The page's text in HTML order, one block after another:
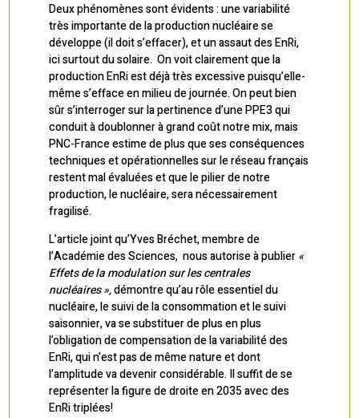
Deux phénomènes sont évidents : une variabilité
très importante de la production nucléaire se
développe (il doit s’effacer), et un assaut des EnRi,
ici surtout du solaire. On voit clairement que la
production EnRi est déjà très excessive puisqu’elle-
même s’efface en milieu de journée. On peut bien
sûr s’interroger sur la pertinence d’une PPE3 qui
conduit à doublonner à grand coût notre mix, mais
PNC-France estime de plus que ses conséquences
techniques et opérationnelles sur le réseau français
restent mal évaluées et que le pilier de notre
production, le nucléaire, sera nécessairement
fragilisé.
L’article joint qu’Yves Bréchet, membre de
l’Académie des Sciences, nous autorise à publier«
Effetsde la modulation sur les centrales
nucléaires »,démontre qu’au rôle essentiel du
nucléaire, le suivi de la consommation et le suivi
saisonnier, va se substituer de plus en plus
l’obligation de compensation de la variabilité des
EnRi, qui n’est pas de même nature et dont
l’amplitude va devenir considérable. Il suffit de se
représenter la figure de droite en 2035 avec des
EnRi triplées!